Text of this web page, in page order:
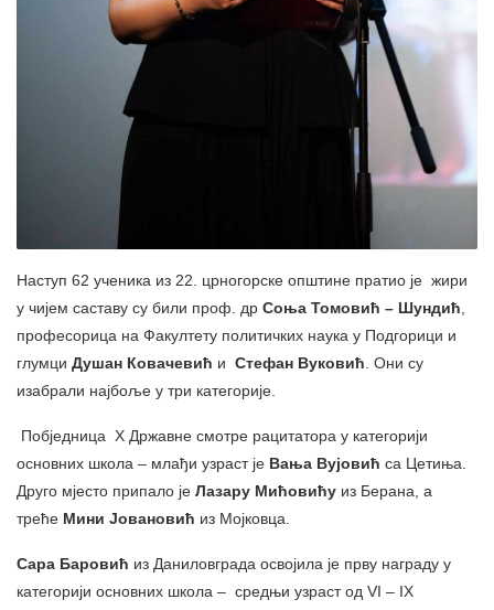
Наступ 62 ученика из 22. црногорске општине пратио је жири
у чијем саставу су били проф. др Соња Томовић – Шундић,
професорица на Факултету политичких наука у Подгорици и
глумци Душан Ковачевић и Стефан Вуковић. Они су
изабрали најбоље у три категорије.
Побједница X Државне смотре рацитатора у категорији
основних школа – млађи узраст је Вања Вујовић са Цетиња.
Друго мјесто припало је Лазару Мићовићу из Берана, а
треће Мини Јовановић из Мојковца.
Сара Баровић из Даниловграда освојила је прву награду у
категорији основних школа – средњи узраст од VI – IX